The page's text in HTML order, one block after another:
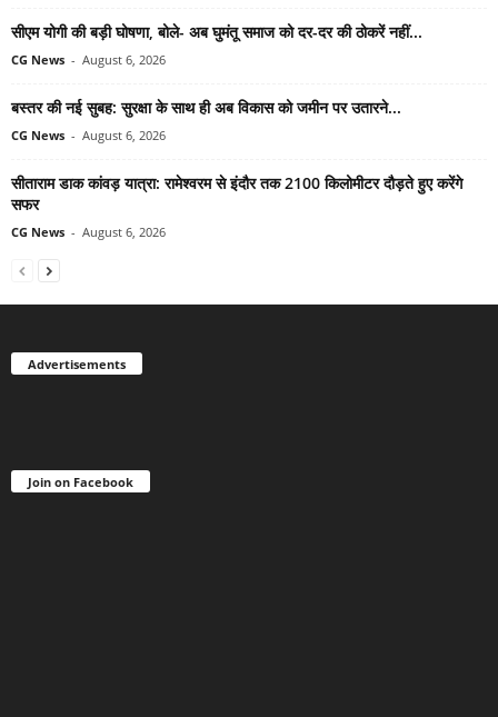
सीएम योगी की बड़ी घोषणा, बोले- अब घुमंतू समाज को दर-दर की ठोकरें नहीं...
CG News - August 6, 2026
बस्तर की नई सुबह: सुरक्षा के साथ ही अब विकास को जमीन पर उतारने...
CG News - August 6, 2026
सीताराम डाक कांवड़ यात्रा: रामेश्वरम से इंदौर तक 2100 किलोमीटर दौड़ते हुए करेंगे
सफर
CG News - August 6, 2026
Advertisements
Join on Facebook